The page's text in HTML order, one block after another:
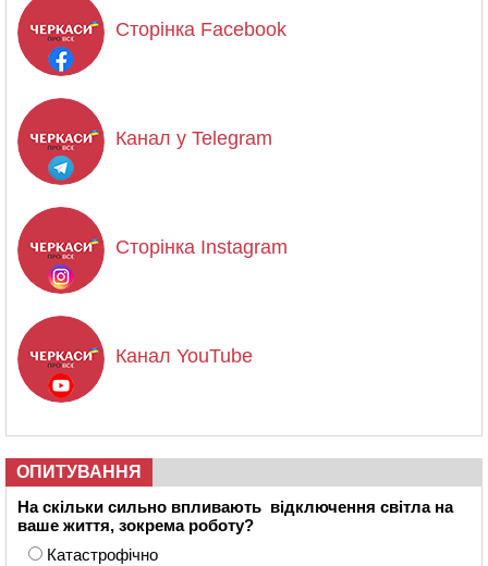
Сторінка Facebook
Канал у Telegram
Сторінка Instagram
Канал YouTube
ОПИТУВАННЯ
На скільки сильно впливають відключення світла на
ваше життя, зокрема роботу?
Катастрофічно